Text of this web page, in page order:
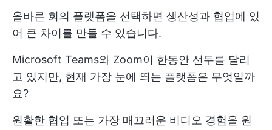
올바른 회의 플랫폼을 선택하면 생산성과 협업에 있
어 큰 차이를 만들 수 있습니다.
Microsoft Teams와 Zoom이 한동안 선두를 달리
고 있지만, 현재 가장 눈에 띄는 플랫폼은 무엇일까
요?
원활한 협업 또는 가장 매끄러운 비디오 경험을 원